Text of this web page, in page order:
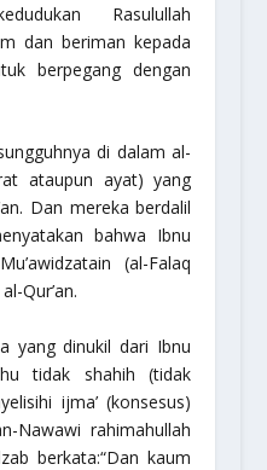
Rasulullah
dan beriman kepada
berpegang dengan
di dalam al-
ataupun ayat) yang
Dan mereka berdalil
bahwa Ibnu
(al-Falaq
Qur’an.
yang dinukil dari Ibnu
tidak shahih (tidak
ijma’ (konsesus)
Nawawirahimahullah
berkata:“Dan kaum